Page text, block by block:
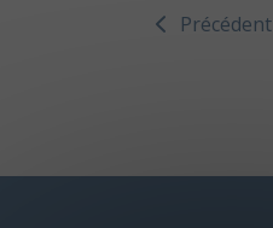
Précédent